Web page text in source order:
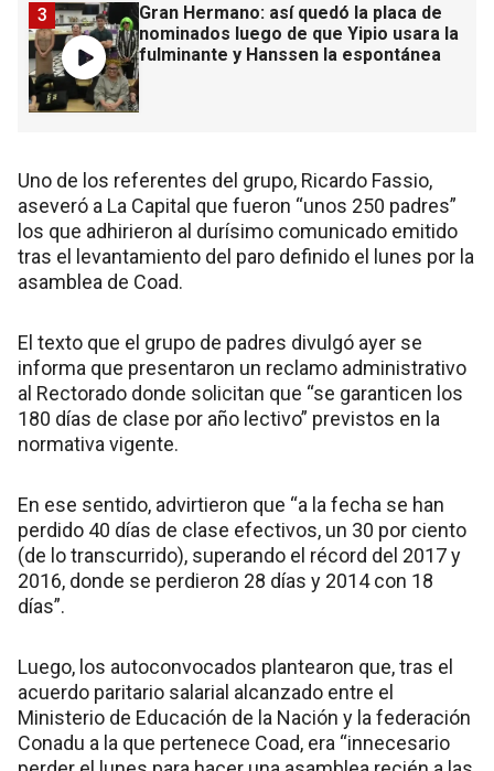
Gran Hermano: así quedó la placa de
nominados luego de que Yipio usara la
fulminante y Hanssen la espontánea
3
Uno de los referentes del grupo, Ricardo Fassio,
aseveró a La Capital que fueron “unos 250 padres”
los que adhirieron al durísimo comunicado emitido
tras el levantamiento del paro definido el lunes por la
asamblea de Coad.
El texto que el grupo de padres divulgó ayer se
informa que presentaron un reclamo administrativo
al Rectorado donde solicitan que “se garanticen los
180 días de clase por año lectivo” previstos en la
normativa vigente.
En ese sentido, advirtieron que “a la fecha se han
perdido 40 días de clase efectivos, un 30 por ciento
(de lo transcurrido), superando el récord del 2017 y
2016, donde se perdieron 28 días y 2014 con 18
días”.
Luego, los autoconvocados plantearon que, tras el
acuerdo paritario salarial alcanzado entre el
Ministerio de Educación de la Nación y la federación
Conadu a la que pertenece Coad, era “innecesario